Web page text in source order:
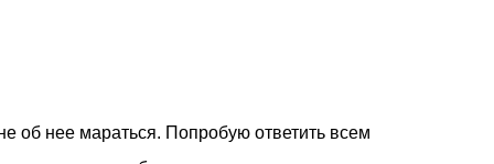
об нее мараться. Попробую ответить всем